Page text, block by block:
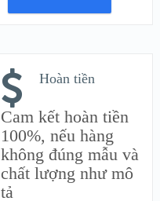
Hoàn tiền
Cam kết hoàn tiền
100%, nếu hàng
không đúng mẫu và
chất lượng như mô
tả